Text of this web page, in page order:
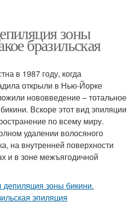
зоны
бразильская
в 1987 году, когда
открыли в Нью-Йорке
нововведение – тотальное
Вскоре этот вид эпиляции
по всему миру.
удалении волосяного
на внутренней поверхности
и в зоне межъягодичной